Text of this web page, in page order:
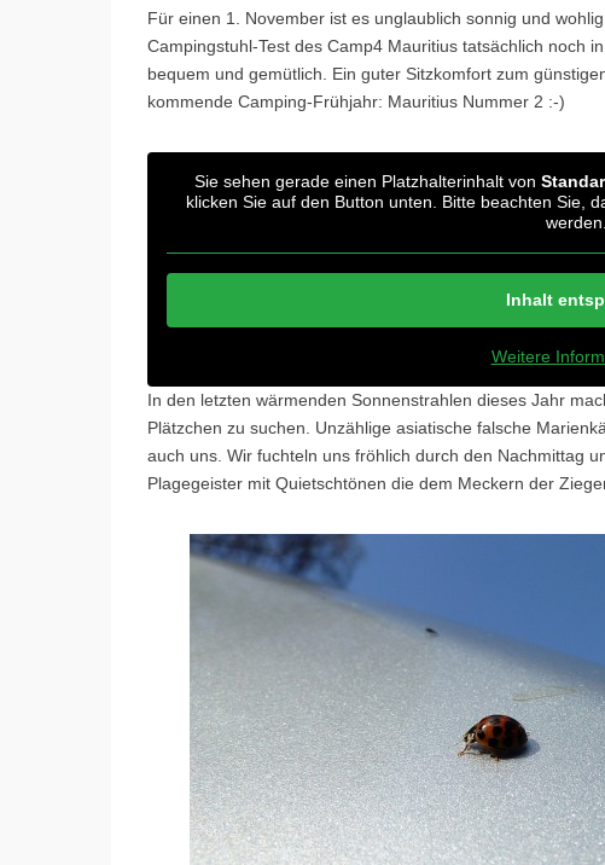
Für einen 1. November ist es unglaublich sonnig und
Campingstuhl-Test des Camp4 Mauritius tatsächlich noch
bequem und gemütlich. Ein guter Sitzkomfort zum
kommende Camping-Frühjahr: Mauritius Nummer 2 :-)
Sie sehen gerade einen Platzhalterinhalt von
klicken Sie auf den Button unten. Bitte beachten Sie,
werden.
Inhalt
Weitere
In den letzten wärmenden Sonnenstrahlen dieses Jahr
Plätzchen zu suchen. Unzählige asiatische falsche
auch uns. Wir fuchteln uns fröhlich durch den Nachmittag
Plagegeister mit Quietschtönen die dem Meckern der